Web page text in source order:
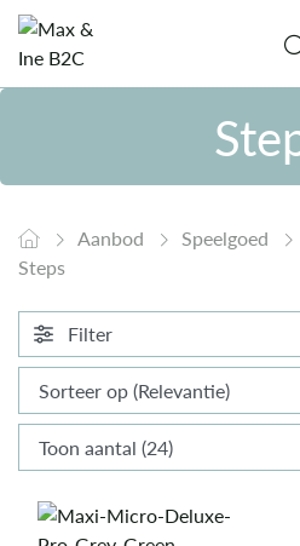
Aanbod Speelgoed
Steps
Filter